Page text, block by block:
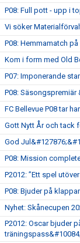
P08: Full pott - upp i
Vi söker
P08: Hemmamatch
Kom i form med Old
P07: Imponerande
P08: Säsongspremiär
FC Bellevue P08 tar
Gott Nytt År och tack
God
P08: Mission
P2012: ”Ett spel
P08: Bjuder på
Nyhet: Skånecupen
P2012: Oscar bjuder